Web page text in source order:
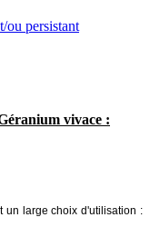
ou persistant
vivace :
un large choix d'utilisation :